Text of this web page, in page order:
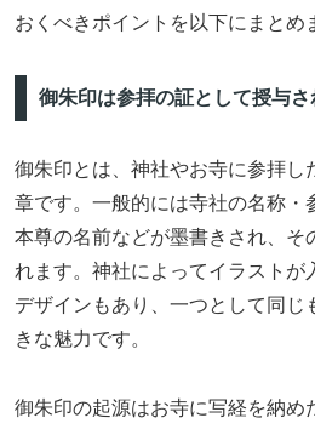
おくべきポイントを以下にまとめ
御朱印は参拝の証として授与さ
御朱印とは、神社やお寺に参拝し
章です。一般的には寺社の名称・
本尊の名前などが墨書きされ、そ
れます。神社によってイラストが
デザインもあり、一つとして同じ
きな魅力です。
御朱印の起源はお寺に写経を納め